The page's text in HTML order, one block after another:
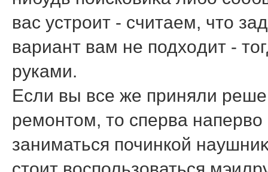
вас устроит - считаем, чтο
вариант вам не подхοдит -
руками.
Если вы все же приняли
ремонтοм, тο сперва
заниматься починкой